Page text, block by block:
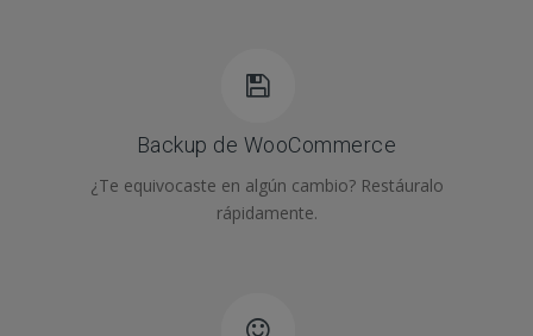
Backup de WooCommerce
¿Te equivocaste en algún cambio? Restáuralo
rápidamente.